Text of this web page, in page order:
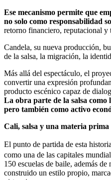
Ese mecanismo permite que
no solo como responsabilidad
retorno financiero, reputacional y
Candela, su nueva producción,
de la salsa, la migración, la
Más allá del espectáculo, el
convertir una expresión
producto escénico capaz de
La obra parte de la salsa
pero también como activo
Cali, salsa y una materia
El punto de partida de esta
como una de las capitales
150 escuelas de baile, además
construido un estilo propio,